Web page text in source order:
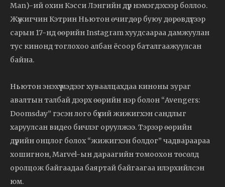
Man)-ий охин Кэсси Лэнгийн дүр нэмэгдэхээр боллоо.
Жүжигчин Кэтрин Ньютон өчигдөр буюу дөрөвдүгээр
сарын 17-нд өөрийн Instagram хуудсаараа дамжуулан
тус кинонд тоглохоо албан ёсоор баталгаажуулсан
байна.
Ньютон энэхүү мэдээг хуваалцахдаа киноны зураг
авалтын талбай дээрх өөрийн нэр болон “Avengers:
Doomsday” гэсэн лого бүхий жижигхэн сандлыг
харуулсан видео бичлэг оруулжээ. Тэрээр өөрийн
дүрийн онцлог болох “жижигхэн болдог” чадвараараа
хошигнон, Marvel-ын дараагийн томоохон төсөлд
оролцож байгаадаа баяртай байгаагаа илэрхийлсэн
юм.